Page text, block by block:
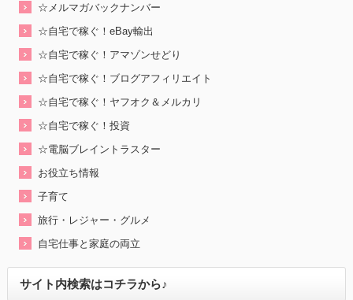
☆メルマガバックナンバー
☆自宅で稼ぐ！eBay輸出
☆自宅で稼ぐ！アマゾンせどり
☆自宅で稼ぐ！ブログアフィリエイト
☆自宅で稼ぐ！ヤフオク＆メルカリ
☆自宅で稼ぐ！投資
☆電脳ブレイントラスター
お役立ち情報
子育て
旅行・レジャー・グルメ
自宅仕事と家庭の両立
サイト内検索はコチラから♪